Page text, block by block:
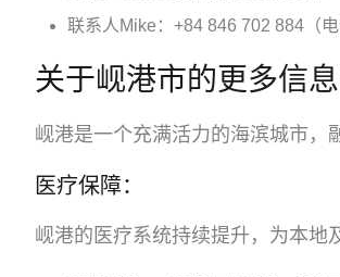
联系人Mike：+84 846 702 884（
关于岘港市的更多信息
岘港是一个充满活力的海滨城市，
医疗保障：
岘港的医疗系统持续提升，为本地